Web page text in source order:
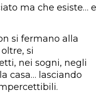
ma che esiste… e
si fermano alla
si
nei sogni, negli
casa… lasciando